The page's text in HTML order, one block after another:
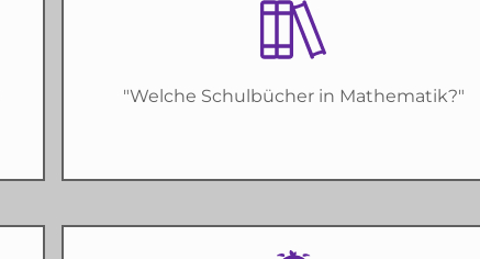
"Welche Schulbücher in Mathematik?"